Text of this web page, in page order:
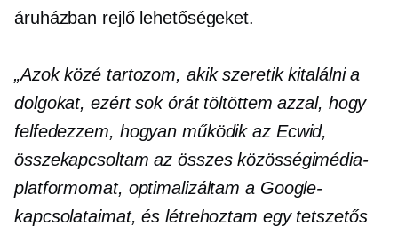
áruházban rejlő lehetőségeket.
„Azok közé tartozom, akik szeretik kitalálni a
dolgokat, ezért sok órát töltöttem azzal, hogy
felfedezzem, hogyan működik az Ecwid,
összekapcsoltam az összes közösségimédia-
platformomat, optimalizáltam a Google-
kapcsolataimat, és létrehoztam egy tetszetős